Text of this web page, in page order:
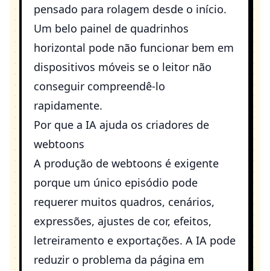
pensado para rolagem desde o início.
Um belo painel de quadrinhos
horizontal pode não funcionar bem em
dispositivos móveis se o leitor não
conseguir compreendê-lo
rapidamente.
Por que a IA ajuda os criadores de
webtoons
A produção de webtoons é exigente
porque um único episódio pode
requerer muitos quadros, cenários,
expressões, ajustes de cor, efeitos,
letreiramento e exportações. A IA pode
reduzir o problema da página em